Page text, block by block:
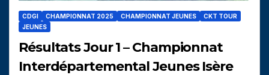
CDGI CHAMPIONNAT 2025 CHAMPIONNAT JEUNES
CKT TOUR
JEUNES
Résultats Jour 1 – Championnat
Interdépartemental Jeunes Isère